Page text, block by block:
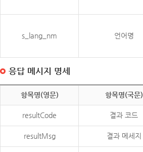
s_lang_nm 언어명
응답 메시지 명세
항목명(영문) 항목명(국문)
resultCode 결과 코드
resultMsg 결과 메세지